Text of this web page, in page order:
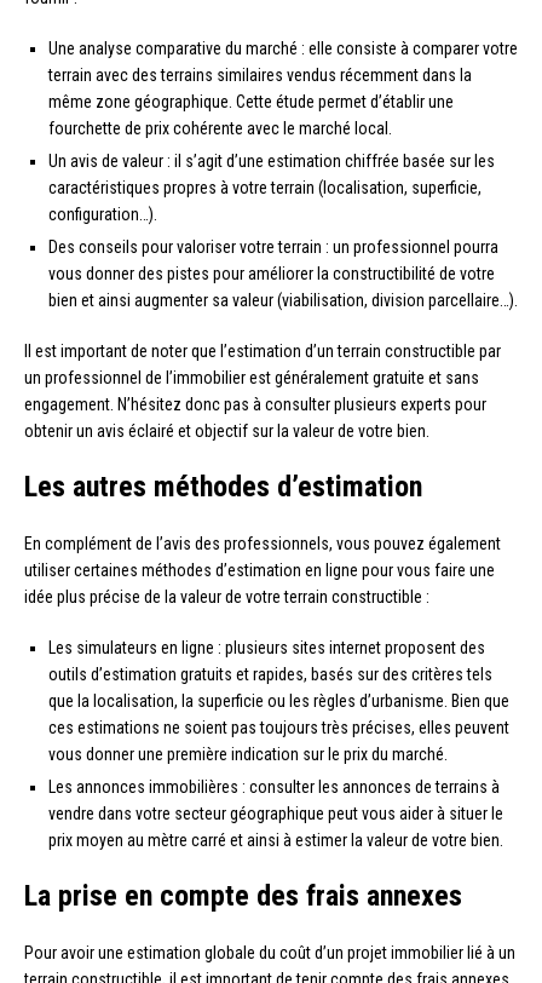
Une analyse comparative du marché : elle consiste à comparer votre
terrain avec des terrains similaires vendus récemment dans la
même zone géographique. Cette étude permet d’établir une
fourchette de prix cohérente avec le marché local.
Un avis de valeur : il s’agit d’une estimation chiffrée basée sur les
caractéristiques propres à votre terrain (localisation, superficie,
configuration…).
Des conseils pour valoriser votre terrain : un professionnel pourra
vous donner des pistes pour améliorer la constructibilité de votre
bien et ainsi augmenter sa valeur (viabilisation, division parcellaire…).
Il est important de noter que l’estimation d’un terrain constructible par
un professionnel de l’immobilier est généralement gratuite et sans
engagement. N’hésitez donc pas à consulter plusieurs experts pour
obtenir un avis éclairé et objectif sur la valeur de votre bien.
Les autres méthodes d’estimation
En complément de l’avis des professionnels, vous pouvez également
utiliser certaines méthodes d’estimation en ligne pour vous faire une
idée plus précise de la valeur de votre terrain constructible :
Les simulateurs en ligne : plusieurs sites internet proposent des
outils d’estimation gratuits et rapides, basés sur des critères tels
que la localisation, la superficie ou les règles d’urbanisme. Bien que
ces estimations ne soient pas toujours très précises, elles peuvent
vous donner une première indication sur le prix du marché.
Les annonces immobilières : consulter les annonces de terrains à
vendre dans votre secteur géographique peut vous aider à situer le
prix moyen au mètre carré et ainsi à estimer la valeur de votre bien.
La prise en compte des frais annexes
Pour avoir une estimation globale du coût d’un projet immobilier lié à un